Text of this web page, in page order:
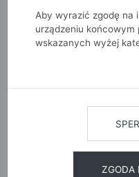
Aby wyrazić zgodę na
urządzeniu
wskazanych wyżej
ZGODA